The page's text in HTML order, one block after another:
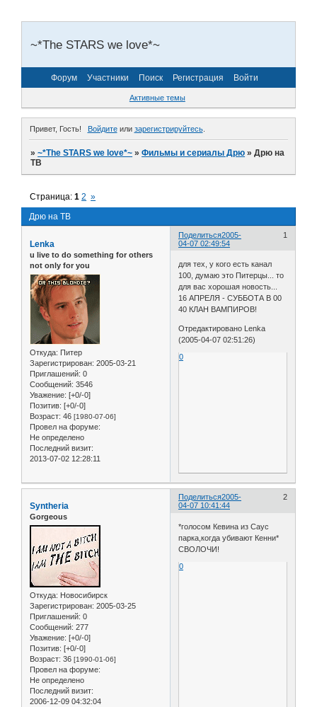
~*The STARS we love*~
Форум Участники Поиск Регистрация Войти
Активные темы
Привет, Гость! Войдитеили зарегистрируйтесь.
»~*The STARS we love*~ »Фильмы и сериалы Дрю »Дрю на
ТВ
Дрю на ТВ
Страница:1 2 »
Поделиться 1
2005-
04-07 02:49:54
Lenka
u live to do something for others
not only for you
Откуда: Питер
Зарегистрирован: 2005-03-21
Приглашений: 0
Сообщений: 3546
Уважение: [+0/-0]
Позитив: [+0/-0]
Возраст: 46 [1980-07-06]
Провел на форуме:
Не определено
Последний визит:
2013-07-02 12:28:11
для тех, у кого есть канал
100, думаю это Питерцы... то
для вас хорошая новость...
16 АПРЕЛЯ - СУББОТА В 00
40 КЛАН ВАМПИРОВ!
Отредактировано Lenka
(2005-04-07 02:51:26)
0
Поделиться 2
2005-
04-07 10:41:44
Syntheria
Gorgeous
Откуда: Новосибирск
Зарегистрирован: 2005-03-25
Приглашений: 0
Сообщений: 277
Уважение: [+0/-0]
Позитив: [+0/-0]
Возраст: 36 [1990-01-06]
Провел на форуме:
Не определено
Последний визит:
2006-12-09 04:32:04
*голосом Кевина из Саус
парка,когда убивают Кенни*
СВОЛОЧИ!
0